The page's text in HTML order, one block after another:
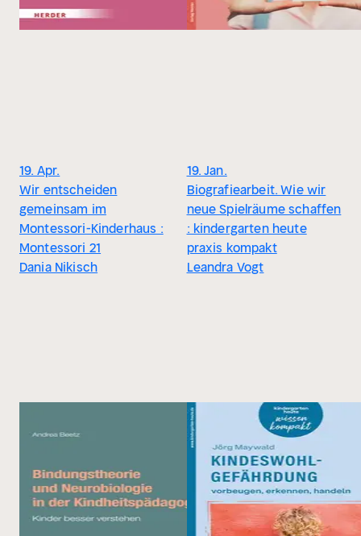
19. Apr.
Wir entscheiden
gemeinsam im
Montessori-Kinderhaus :
Montessori 21
Dania Nikisch
19. Jan.
Biografiearbeit. Wie wir
neue Spielräume schaffen
: kindergarten heute
praxis kompakt
Leandra Vogt